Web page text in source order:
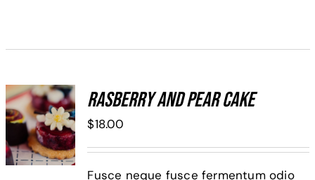
ADD TO
CART
/
DETALLES
Rasberry And Pear Cake
$18.00
Fusce neque fusce fermentum odio